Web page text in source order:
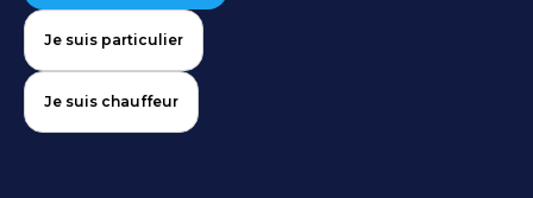
Je suis particulier
Je suis chauffeur